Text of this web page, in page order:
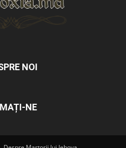
NOI
NE